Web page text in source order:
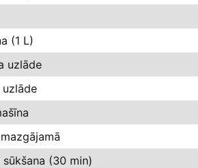
(1 L)
uzlāde
uzlāde
sūkšana (30 min)